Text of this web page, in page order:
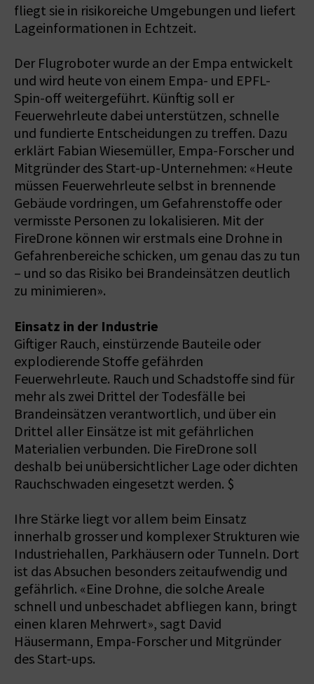
fliegt sie in risikoreiche Umgebungen und liefert
Lageinformationen in Echtzeit.
Der Flugroboter wurde an der Empa entwickelt
und wird heute von einem Empa- und EPFL-
Spin-off weitergeführt. Künftig soll er
Feuerwehrleute dabei unterstützen, schnelle
und fundierte Entscheidungen zu treffen. Dazu
erklärt Fabian Wiesemüller, Empa-Forscher und
Mitgründer des Start-up-Unternehmen: «Heute
müssen Feuerwehrleute selbst in brennende
Gebäude vordringen, um Gefahrenstoffe oder
vermisste Personen zu lokalisieren. Mit der
FireDrone können wir erstmals eine Drohne in
Gefahrenbereiche schicken, um genau das zu tun
– und so das Risiko bei Brandeinsätzen deutlich
zu minimieren».
Einsatz in der Industrie
Giftiger Rauch, einstürzende Bauteile oder
explodierende Stoffe gefährden
Feuerwehrleute. Rauch und Schadstoffe sind für
mehr als zwei Drittel der Todesfälle bei
Brandeinsätzen verantwortlich, und über ein
Drittel aller Einsätze ist mit gefährlichen
Materialien verbunden. Die FireDrone soll
deshalb bei unübersichtlicher Lage oder dichten
Rauchschwaden eingesetzt werden. $
Ihre Stärke liegt vor allem beim Einsatz
innerhalb grosser und komplexer Strukturen wie
Industriehallen, Parkhäusern oder Tunneln. Dort
ist das Absuchen besonders zeitaufwendig und
gefährlich. «Eine Drohne, die solche Areale
schnell und unbeschadet abfliegen kann, bringt
einen klaren Mehrwert», sagt David
Häusermann, Empa-Forscher und Mitgründer
des Start-ups.